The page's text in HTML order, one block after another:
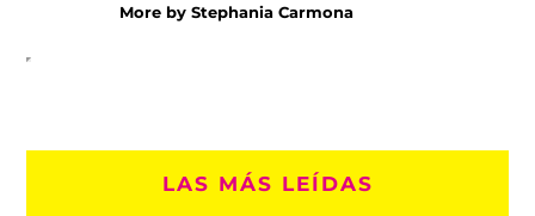
More by Stephania Carmona
LAS MÁS LEÍDAS